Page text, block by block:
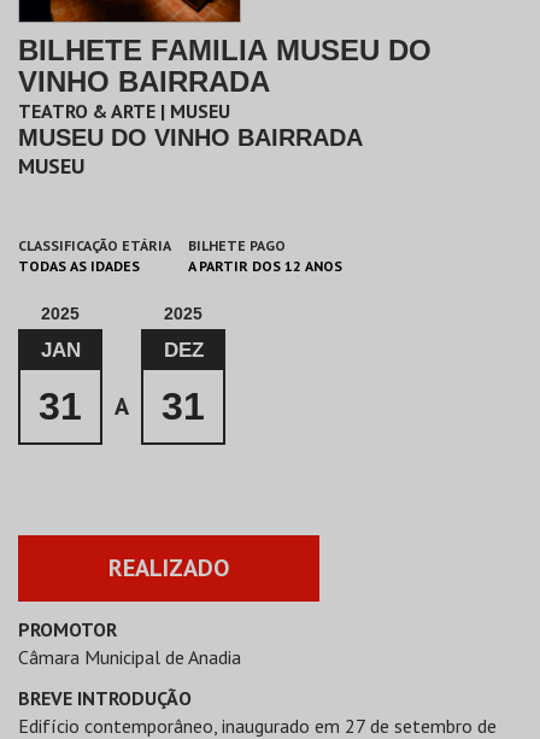
BILHETE FAMILIA MUSEU DO
VINHO BAIRRADA
TEATRO & ARTE | MUSEU
MUSEU DO VINHO BAIRRADA
MUSEU
CLASSIFICAÇÃO ETÁRIA
TODAS AS IDADES
BILHETE PAGO
A PARTIR DOS 12 ANOS
2025
JAN
31 A
2025
DEZ
31
REALIZADO
PROMOTOR
Câmara Municipal de Anadia
BREVE INTRODUÇÃO
Edifício contemporâneo, inaugurado em 27 de setembro de